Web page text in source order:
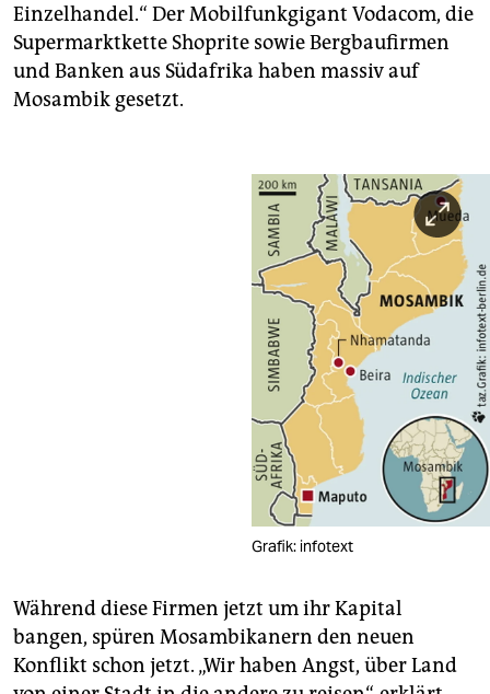
Einzelhandel.“ Der Mobilfunkgigant Vodacom, die
Supermarktkette Shoprite sowie Bergbaufirmen
und Banken aus Südafrika haben massiv auf
Mosambik gesetzt.
Grafik: infotext
Während diese Firmen jetzt um ihr Kapital
bangen, spüren Mosambikanern den neuen
Konflikt schon jetzt. „Wir haben Angst, über Land